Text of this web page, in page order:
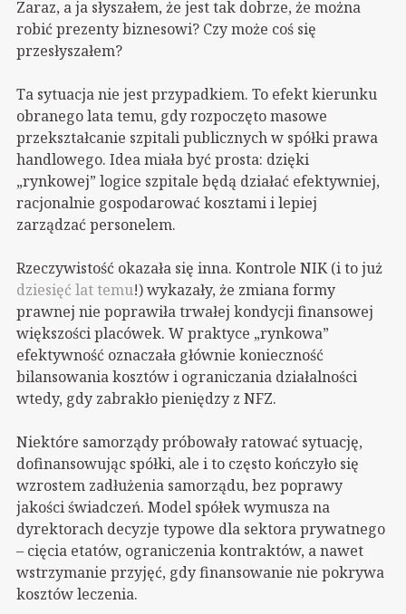
Zaraz, a ja słyszałem, że jest tak dobrze, że można
robić prezenty biznesowi? Czy może coś się
przesłyszałem?
Ta sytuacja nie jest przypadkiem. To efekt kierunku
obranego lata temu, gdy rozpoczęto masowe
przekształcanie szpitali publicznych w spółki prawa
handlowego. Idea miała być prosta: dzięki
„rynkowej” logice szpitale będą działać efektywniej,
racjonalnie gospodarować kosztami i lepiej
zarządzać personelem.
Rzeczywistość okazała się inna. Kontrole NIK (i to już
dziesięć lat temu!) wykazały, że zmiana formy
prawnej nie poprawiła trwałej kondycji finansowej
większości placówek. W praktyce „rynkowa”
efektywność oznaczała głównie konieczność
bilansowania kosztów i ograniczania działalności
wtedy, gdy zabrakło pieniędzy z NFZ.
Niektóre samorządy próbowały ratować sytuację,
dofinansowując spółki, ale i to często kończyło się
wzrostem zadłużenia samorządu, bez poprawy
jakości świadczeń. Model spółek wymusza na
dyrektorach decyzje typowe dla sektora prywatnego
– cięcia etatów, ograniczenia kontraktów, a nawet
wstrzymanie przyjęć, gdy finansowanie nie pokrywa
kosztów leczenia.